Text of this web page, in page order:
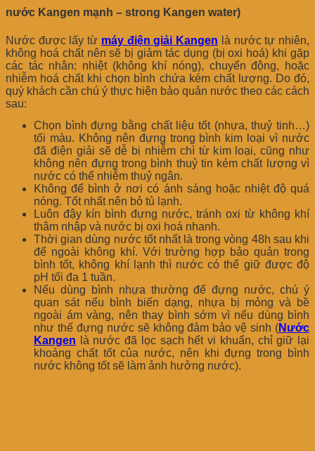
nước Kangen mạnh – strong Kangen water)
Nước được lấy từ máy điện giải Kangen là nước tự nhiên,
không hoá chất nên sẽ bị giảm tác dụng (bị oxi hoá) khi gặp
các tác nhân: nhiệt (không khí nóng), chuyển động, hoặc
nhiễm hoá chất khi chọn bình chứa kém chất lượng. Do đó,
quý khách cần chú ý thực hiện bảo quản nước theo các cách
sau:
Chọn bình đựng bằng chất liệu tốt (nhựa, thuỷ tinh…)
tối màu. Không nên đựng trong bình kim loại vì nước
đã điện giải sẽ dễ bị nhiễm chì từ kim loại, cũng như
không nên đựng trong bình thuỷ tin kém chất lượng vì
nước có thể nhiễm thuỷ ngân.
Không để bình ở nơi có ánh sáng hoặc nhiệt độ quá
nóng. Tốt nhất nên bỏ tủ lạnh.
Luôn đậy kín bình đựng nước, tránh oxi từ không khí
thâm nhập và nước bị oxi hoá nhanh.
Thời gian dùng nước tốt nhất là trong vòng 48h sau khi
để ngoài không khí. Với trường hợp bảo quản trong
bình tốt, không khí lạnh thì nước có thể giữ được độ
pH tối đa 1 tuần.
Nếu dùng bình nhựa thường để đựng nước, chú ý
quan sát nếu bình biến dạng, nhựa bị mỏng và bề
ngoài ám vàng, nên thay bình sớm vì nếu dùng bình
như thế đựng nước sẽ không đảm bảo vệ sinh (Nước
Kangen là nước đã lọc sạch hết vi khuẩn, chỉ giữ lại
khoáng chất tốt của nước, nên khi đựng trong bình
nước không tốt sẽ làm ảnh hưởng nước).